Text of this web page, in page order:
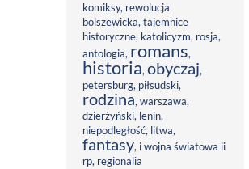
komiksy, rewolucja
bolszewicka,tajemnice
historyczne, katolicyzm, rosja,
antologia, romans,
historia,obyczaj,
petersburg, piłsudski,
rodzina,warszawa,
dzierżyński, lenin,
niepodległość, litwa,
fantasy, i wojna światowa ii
rp, regionalia